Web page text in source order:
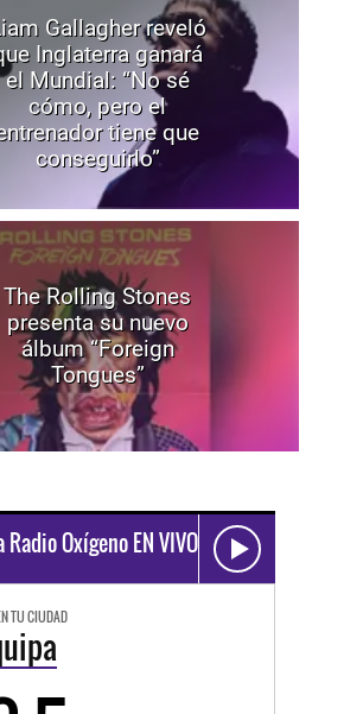
Gallagher reveló
Inglaterra ganará
el Mundial: “No sé
cómo, pero el
tiene que
conseguirlo”
The Rolling Stones
presenta su nuevo
álbum “Foreign
Tongues”
Radio Oxígeno EN VIVO
TU CIUDAD